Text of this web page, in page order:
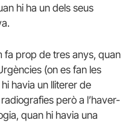
hi ha un dels seus
prop de tres anys, quan
(on es fan les
havia un lliterer de
però a l’haver-
quan hi havia una